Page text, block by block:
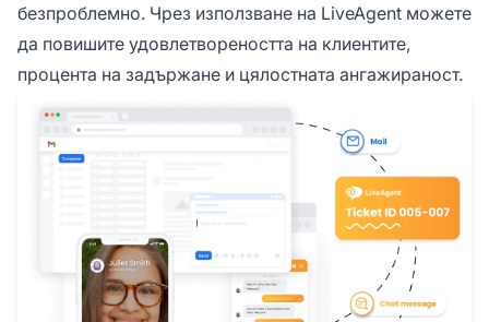
безпроблемно. Чрез използване на LiveAgent можете
да повишите удовлетвореността на клиентите,
процента на задържане и цялостната ангажираност.